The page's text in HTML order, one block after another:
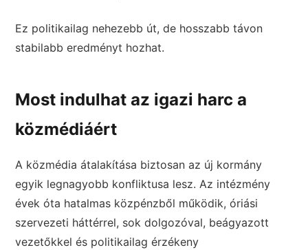
Ez politikailag nehezebb út, de hosszabb távon
stabilabb eredményt hozhat.
Most indulhat az igazi harc a
közmédiáért
A közmédia átalakítása biztosan az új kormány
egyik legnagyobb konfliktusa lesz. Az intézmény
évek óta hatalmas közpénzből működik, óriási
szervezeti háttérrel, sok dolgozóval, beágyazott
vezetőkkel és politikailag érzékeny